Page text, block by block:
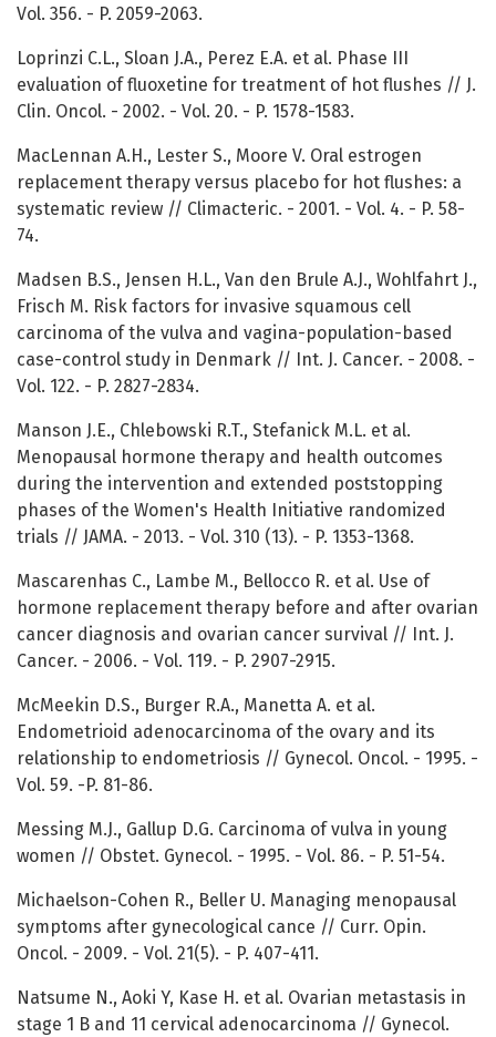
Vol. 356. - P. 2059-2063.
Loprinzi C.L., Sloan J.A., Perez E.A. et al. Phase III
evaluation of fluoxetine for treatment of hot flushes // J.
Clin. Oncol. - 2002. - Vol. 20. - P. 1578-1583.
MacLennan A.H., Lester S., Moore V. Oral estrogen
replacement therapy versus placebo for hot flushes: a
systematic review // Climacteric. - 2001. - Vol. 4. - P. 58-
74.
Madsen B.S., Jensen H.L., Van den Brule A.J., Wohlfahrt J.,
Frisch M. Risk factors for invasive squamous cell
carcinoma of the vulva and vagina-population-based
case-control study in Denmark // Int. J. Cancer. - 2008. -
Vol. 122. - P. 2827-2834.
Manson J.E., Chlebowski R.T., Stefanick M.L. et al.
Menopausal hormone therapy and health outcomes
during the intervention and extended poststopping
phases of the Women's Health Initiative randomized
trials // JAMA. - 2013. - Vol. 310 (13). - P. 1353-1368.
Mascarenhas C., Lambe M., Bellocco R. et al. Use of
hormone replacement therapy before and after ovarian
cancer diagnosis and ovarian cancer survival // Int. J.
Cancer. - 2006. - Vol. 119. - P. 2907-2915.
McMeekin D.S., Burger R.A., Manetta A. et al.
Endometrioid adenocarcinoma of the ovary and its
relationship to endometriosis // Gynecol. Oncol. - 1995. -
Vol. 59. -P. 81-86.
Messing M.J., Gallup D.G. Carcinoma of vulva in young
women // Obstet. Gynecol. - 1995. - Vol. 86. - P. 51-54.
Michaelson-Cohen R., Beller U. Managing menopausal
symptoms after gynecological cance // Curr. Opin.
Oncol. - 2009. - Vol. 21(5). - P. 407-411.
Natsume N., Aoki Y, Kase H. et al. Ovarian metastasis in
stage 1 B and 11 cervical adenocarcinoma // Gynecol.